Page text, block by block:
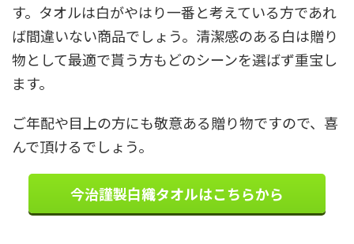
す。タオルは白がやはり一番と考えている方であれ
ば間違いない商品でしょう。清潔感のある白は贈り
物として最適で貰う方もどのシーンを選ばず重宝し
ます。
ご年配や目上の方にも敬意ある贈り物ですので、喜
んで頂けるでしょう。
今治謹製白織タオルはこちらから